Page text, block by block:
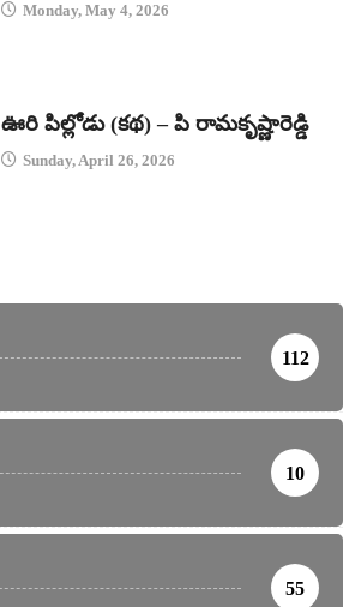
Monday, May 4, 2026
ఊరి పిల్లోడు (కథ) – పి రామకృష్ణారెడ్డి
Sunday, April 26, 2026
112
10
55